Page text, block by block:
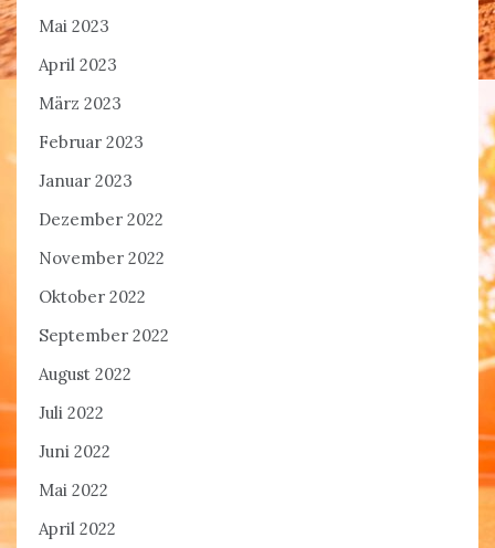
Mai 2023
April 2023
März 2023
Februar 2023
Januar 2023
Dezember 2022
November 2022
Oktober 2022
September 2022
August 2022
Juli 2022
Juni 2022
Mai 2022
April 2022